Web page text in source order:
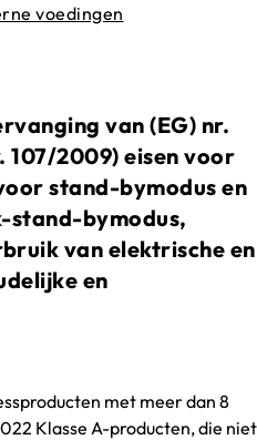
voedingen
van (EG) nr.
107/2009) eisen voor
stand-bymodus en
stand-bymodus,
van elektrische en
en
met meer dan 8
Klasse A-producten, die niet